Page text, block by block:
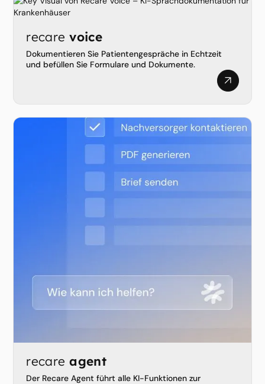
recarevoice
Dokumentieren Sie Patientengespräche in Echtzeit
und befüllen Sie Formulare und Dokumente.
recareagent
Der Recare Agent führt alle KI-Funktionen zur